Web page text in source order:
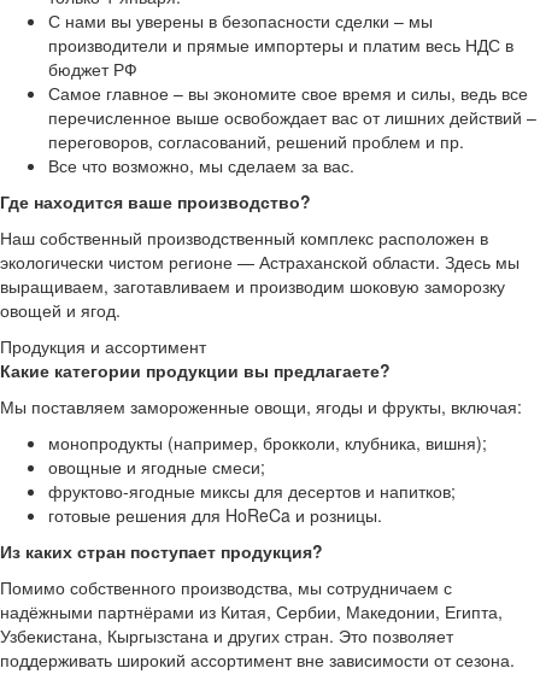
С нами вы уверены в безопасности сделки – мы
производители и прямые импортеры и платим весь НДС в
бюджет РФ
Самое главное – вы экономите свое время и силы, ведь все
перечисленное выше освобождает вас от лишних действий –
переговоров, согласований, решений проблем и пр.
Все что возможно, мы сделаем за вас.
Где находится ваше производство?
Наш собственный производственный комплекс расположен в
экологически чистом регионе — Астраханской области. Здесь мы
выращиваем, заготавливаем и производим шоковую заморозку
овощей и ягод.
Продукция и ассортимент
Какие категории продукции вы предлагаете?
Мы поставляем замороженные овощи, ягоды и фрукты, включая:
монопродукты (например, брокколи, клубника, вишня);
овощные и ягодные смеси;
фруктово-ягодные миксы для десертов и напитков;
готовые решения для HoReCa и розницы.
Из каких стран поступает продукция?
Помимо собственного производства, мы сотрудничаем с
надёжными партнёрами из Китая, Сербии, Македонии, Египта,
Узбекистана, Кыргызстана и других стран. Это позволяет
поддерживать широкий ассортимент вне зависимости от сезона.